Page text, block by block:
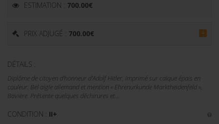
ESTIMATION : 700.00€
PRIX ADJUGÉ : 700.00€ =
DÉTAILS :
Diplôme de citoyen d'honneur d’Adolf Hitler, imprimé sur calque épais en
couleur. Bel aigle allemand et mention « Ehrenurkunde Marktheidenfeld »,
Bavière. Présente quelques déchirures et...
CONDITION : II+